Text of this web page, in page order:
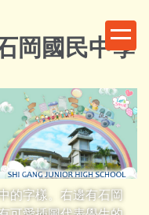
岡國民中學
的字樣。右邊有石岡